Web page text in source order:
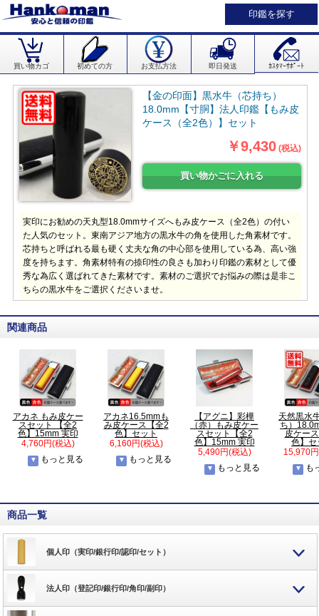
印鑑を探す
買い物カゴ 初めての方 お支払方法 即日発送 ｶｽﾀﾏｰｻﾎﾟｰﾄ
【金の印面】黒水牛（芯持ち）
18.0mm【寸胴】法人印鑑【もみ皮
ケース（全2色）】セット
￥9,430 (税込)
実印にお勧めの天丸型18.0mmサイズへもみ皮ケース（全2色）の付い
た人気のセット。東南アジア地方の黒水牛の角を使用した角素材です。
芯持ちと呼ばれる最も硬く丈夫な角の中心部を使用している為、高い強
度を持ちます。角素材特有の捺印性の良さも加わり印鑑の素材として優
秀な為広く選ばれてきた素材です。素材のご選択でお悩みの際は是非こ
ちらの黒水牛をご選択くださいませ。
関連商品
アカネ もみ皮ケー
スセット 【全2
色】15mm 実印
4,760円(税込)
もっと見る
アカネ16.5mmも
み皮ケース【全2
色】セット
6,160円(税込)
もっと見る
【アグニ】彩樺
（赤）もみ皮ケー
スセット【全2
色】15mm 実印
5,490円(税込)
もっと見る
天然黒水
ち）
皮ケー
色】セ
15,970
も
商品一覧
個人印（実印/銀行印/認印/セット）
法人印（登記印/銀行印/角印/副印）